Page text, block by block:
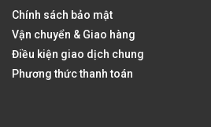
Chính sách bảo mật
Vận chuyển & Giao hàng
Điều kiện giao dịch chung
Phương thức thanh toán